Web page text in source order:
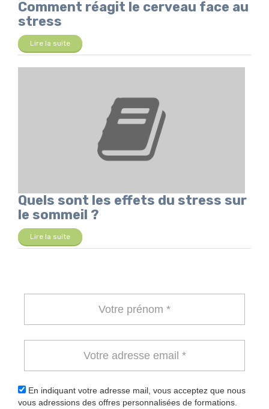
Comment réagit le cerveau face au
stress
Lire la suite
Quels sont les effets du stress sur
le sommeil ?
Lire la suite
En indiquant votre adresse mail, vous acceptez que nous
vous adressions des offres personnalisées de formations.